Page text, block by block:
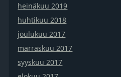
heinäkuu 2019
huhtikuu 2018
joulukuu 2017
marraskuu 2017
syyskuu 2017